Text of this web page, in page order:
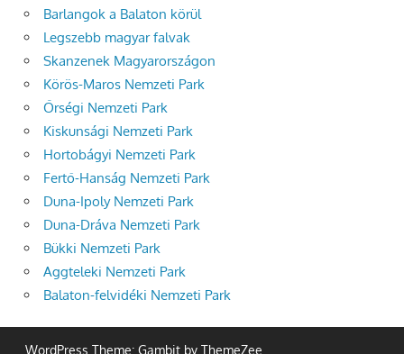
Barlangok a Balaton körül
Legszebb magyar falvak
Skanzenek Magyarországon
Körös-Maros Nemzeti Park
Őrségi Nemzeti Park
Kiskunsági Nemzeti Park
Hortobágyi Nemzeti Park
Fertő-Hanság Nemzeti Park
Duna-Ipoly Nemzeti Park
Duna-Dráva Nemzeti Park
Bükki Nemzeti Park
Aggteleki Nemzeti Park
Balaton-felvidéki Nemzeti Park
WordPress Theme: Gambit by ThemeZee.